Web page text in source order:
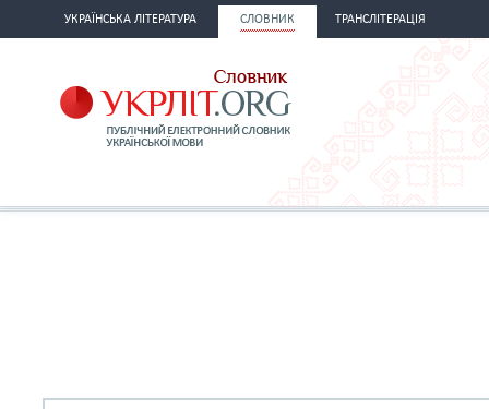
УКРАЇНСЬКА ЛІТЕРАТУРА СЛОВНИК ТРАНСЛІТЕРАЦІЯ